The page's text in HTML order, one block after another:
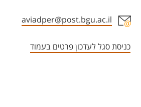
aviadper@post.bgu.ac.il
כניסת סגל לעדכון פרטים בעמוד